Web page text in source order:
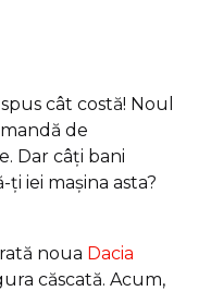
cât costă! Noul
de
Dar câți bani
iei mașina asta?
noua Dacia
căscată. Acum,